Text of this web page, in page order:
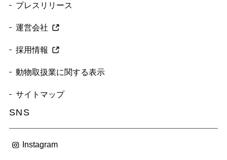
プレスリリース
運営会社
採用情報
動物取扱業に関する表示
サイトマップ
SNS
Instagram